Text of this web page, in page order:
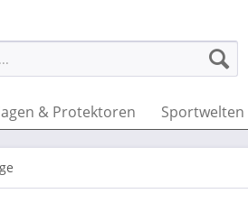
& Protektoren Sportwelten